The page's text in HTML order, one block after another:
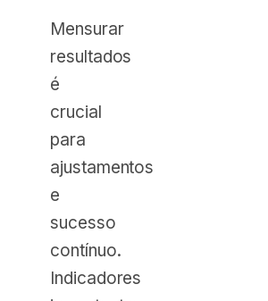
Mensurar
resultados
é
crucial
para
ajustamentos
e
sucesso
contínuo.
Indicadores